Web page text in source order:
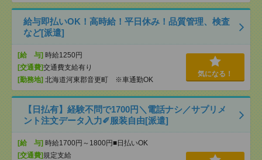
給与即払いOK！高時給！平日休み！品質管理、検査
など[派遣]
[給 与] 時給1250円
[交通費]交通費支給有り
[勤務地] 北海道河東郡音更町 ※車通勤OK
気になる！
【日払有】経験不問で1700円＼電話ナシ／サプリメ
ント注文データ入力✐服装自由[派遣]
[給 与] 時給1700円～1800円■日払いOK
[交通費] 規定支給